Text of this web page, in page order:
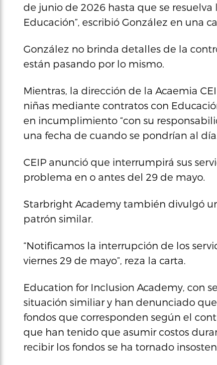
de junio de 2026 hasta que se
Educación”, escribió González en una
González no brinda detalles de la
están pasando por lo mismo.
Mientras, la dirección de la Acaemia
niñas mediante contratos con
en incumplimiento “con su
una fecha de cuando se pondrían al
CEIP anunció que interrumpirá sus
problema en o antes del 29 de mayo.
Starbright Academy también divulgó
patrón similar.
“Notificamos la interrupción de los
viernes 29 de mayo”, reza la carta.
Education for Inclusion Academy, con
situación similiar y han denunciado
fondos que corresponden según el
que han tenido que asumir costos
recibir los fondos se ha tornado